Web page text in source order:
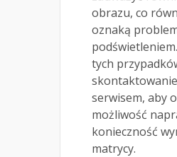
obrazu, co
oznaką
tych
serwisem, aby
możliwość
konieczność
matrycy.